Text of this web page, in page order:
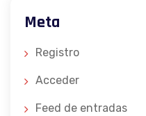
Meta
Registro
Acceder
Feed de entradas